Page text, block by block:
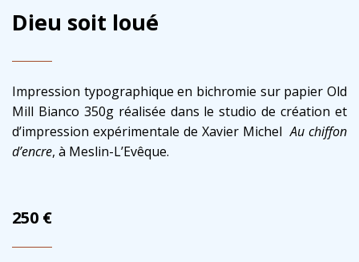
Dieu soit loué
Impression typographique en bichromie sur papier Old
Mill Bianco 350g réalisée dans le studio de création et
d’impression expérimentale de Xavier MichelAu chiffon
d’encre, à Meslin-L’Evêque.
250 €